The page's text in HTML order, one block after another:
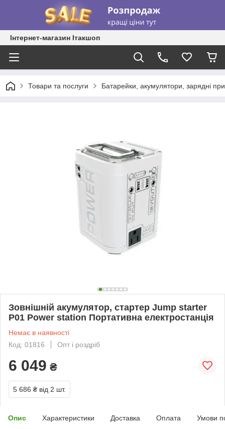
Інтернет-магазин Ітакшоп
Товари та послуги Батарейки, акумулятори, зарядні
Зовнішній акумулятор, стартер Jump starter
P01 Power station Портативна електростанція
Немає в наявності
Код: 01816
Опт і роздріб
6 049 ₴
5 686 ₴ від 2 шт.
Опис Характеристики Доставка Оплата Умови